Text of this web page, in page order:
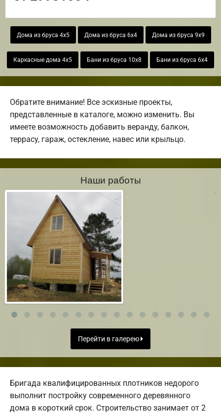
Дома из бруса 4х5 Дома из бруса 6х4 Дома из бруса 9х9
Каркасные дома 4х5 Бани из бруса 10х8 Бани из бруса 6х4
Обратите внимание! Все эскизные проекты,
представленные в каталоге, можно изменить. Вы
имеете возможность добавить веранду, балкон,
террасу, гараж, остекление, навес или крыльцо.
Наши работы
Перейти в галерею
Бригада квалифицированных плотников недорого
выполнит постройку современного деревянного
дома в короткий срок. Строительство занимает от 2